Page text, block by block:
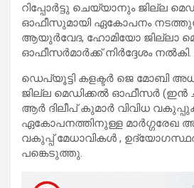
റിപ്പോർട്ടു ചെയ്യാനും ജില്ല
ഓഫീസുമായി ഏകോപനം
ആയുർവേദ, ഹോമിയോ ജില്ലാ
ഓഫീസർമാർക്ക് നിർദ്ദേശം നൽകി.
ഡെപ്യൂട്ടി കളക്ടർ ജെ മോബി
ജില്ല മെഡിക്കൽ ഓഫീസർ
ആർ ദിലീപ് കുമാർ വിവിധ
ഏകോപനത്തിനുള്ള മാർഗ്ഗരേഖ
വകുപ്പ് മേധാവികൾ ,
പങ്കെടുത്തു.